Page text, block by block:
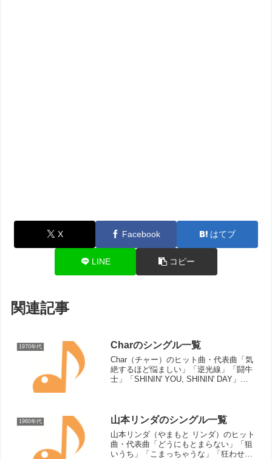
X Facebook はてブ
LINE コピー
関連記事
1970年代 Charのシングル一覧
Char（チャー）のヒット曲・代表曲「気
絶するほど悩ましい」「逆光線」「闘牛
士」「SHININ' YOU, SHININ' DAY」
1960年代 山本リンダのシングル一覧
山本リンダ（やまもと リンダ）のヒット
曲・代表曲「どうにもとまらない」「狙
いうち」「こまっちゃうな」「狂わせた